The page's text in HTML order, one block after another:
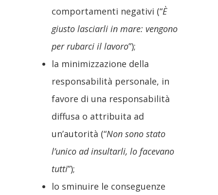
comportamenti negativi (“È
giusto lasciarli in mare: vengono
per rubarci il lavoro”);
la minimizzazione della
responsabilità personale, in
favore di una responsabilità
diffusa o attribuita ad
un’autorità (“Non sono stato
l’unico ad insultarli, lo facevano
tutti”);
lo sminuire le conseguenze